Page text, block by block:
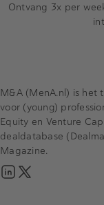
Ontvang 3x per
M&A (MenA.nl) is het
voor (young)
Equity en Venture
dealdatabase
Magazine.